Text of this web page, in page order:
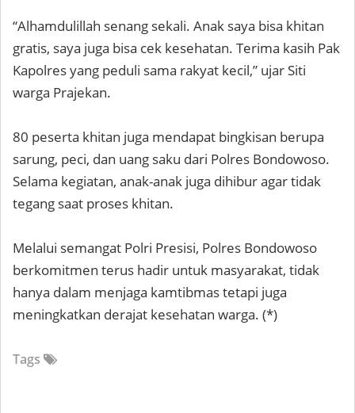
“Alhamdulillah senang sekali. Anak saya bisa khitan
gratis, saya juga bisa cek kesehatan. Terima kasih Pak
Kapolres yang peduli sama rakyat kecil,” ujar Siti
warga Prajekan.
80 peserta khitan juga mendapat bingkisan berupa
sarung, peci, dan uang saku dari Polres Bondowoso.
Selama kegiatan, anak-anak juga dihibur agar tidak
tegang saat proses khitan.
Melalui semangat Polri Presisi, Polres Bondowoso
berkomitmen terus hadir untuk masyarakat, tidak
hanya dalam menjaga kamtibmas tetapi juga
meningkatkan derajat kesehatan warga. (*)
Tags